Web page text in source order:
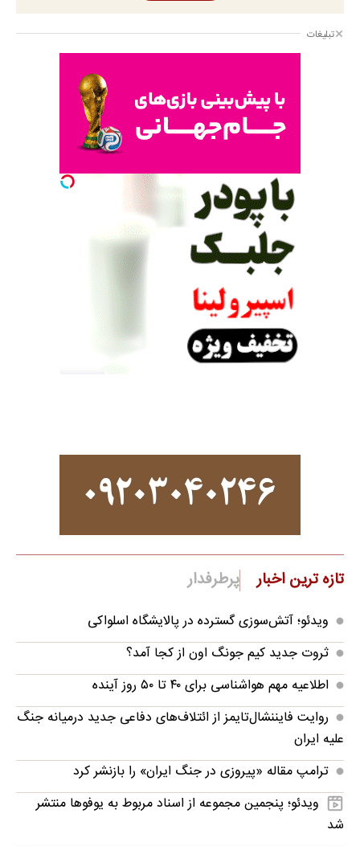
تبلیغات
تازه ترین اخبار پرطرفدار
ویدئو؛ آتش‌سوزی گسترده در پالایشگاه اسلواکی
ثروت جدید کیم جونگ اون از کجا آمد؟
اطلاعیه مهم هواشناسی برای ۴۰ تا ۵۰ روز آینده
روایت فایننشال‌تایمز از ائتلاف‌های دفاعی جدید درمیانه جنگ
علیه ایران
ترامپ مقاله «پیروزی در جنگ ایران» را بازنشر کرد
ویدئو؛ پنجمین مجموعه از اسناد مربوط به یوفوها منتشر
شد